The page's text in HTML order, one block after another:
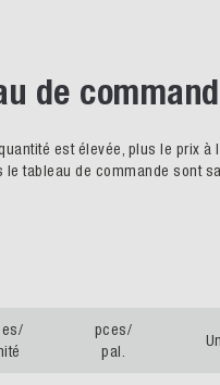
de
est élevée, plus le prix à
tableau de commande sont
pces/
pal.